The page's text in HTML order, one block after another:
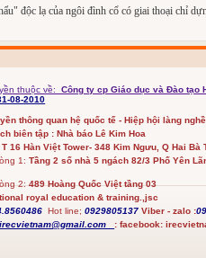
độc lạ của ngôi đình cổ có giai thoại chỉ
thuộc về:
Công ty cp Giáo dục và Đào tạo
08-2010
thông quan hệ quốc tế - Hiệp hội làng
biên tập : Nhà báo Lê Kim Hoa
T 16 Hàn Việt Tower- 348 Kim Ngưu, Q Hai Bà
1:Tầng 2 số nhà 5 ngách 82/3 Phố Yên
2:489 Hoàng Quốc Việt tầng 03
royal education & training.,jsc
Hot line; 0929805137 Viber - zalo :
irecvietnam@gmail.com :facebook: